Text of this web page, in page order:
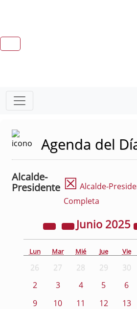
Agenda del
Alcalde-
Presidente ☒ Alcalde-
Completa
Junio 2025
Lun Mar Mié Jue Vie
26 27 28 29 30
2
3 4 5 6
9
10 11 12 13